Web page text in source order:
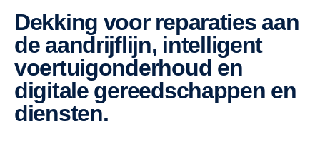
Dekking voor reparaties aan
de aandrijflijn, intelligent
voertuigonderhoud en
digitale gereedschappen en
diensten.